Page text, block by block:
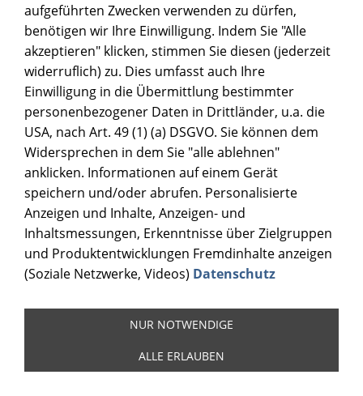
aufgeführten Zwecken verwenden zu dürfen,
benötigen wir Ihre Einwilligung. Indem Sie "Alle
akzeptieren" klicken, stimmen Sie diesen (jederzeit
widerruflich) zu. Dies umfasst auch Ihre
Einwilligung in die Übermittlung bestimmter
personenbezogener Daten in Drittländer, u.a. die
USA, nach Art. 49 (1) (a) DSGVO. Sie können dem
Widersprechen in dem Sie "alle ablehnen"
anklicken. Informationen auf einem Gerät
speichern und/oder abrufen. Personalisierte
Anzeigen und Inhalte, Anzeigen- und
Inhaltsmessungen, Erkenntnisse über Zielgruppen
und Produktentwicklungen Fremdinhalte anzeigen
(Soziale Netzwerke, Videos) Datenschutz
NUR NOTWENDIGE
ALLE ERLAUBEN